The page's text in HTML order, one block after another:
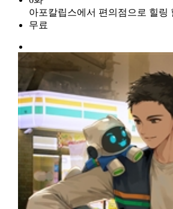
아포칼립스에서 편의점으로 힐링
무료